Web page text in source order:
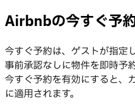
Airbnbの今すぐ予
今すぐ予約は、ゲストが指定
事前承認なしに物件を即時予
今すぐ予約を有効にすると、
に適用されます。